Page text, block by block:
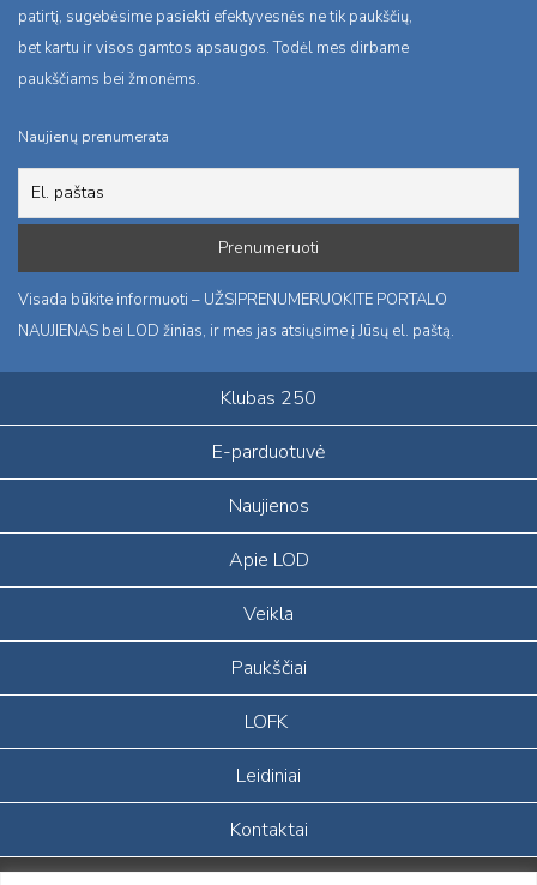
patirtį, sugebėsime pasiekti efektyvesnės ne tik paukščių,
bet kartu ir visos gamtos apsaugos. Todėl mes dirbame
paukščiams bei žmonėms.
Naujienų prenumerata
Visada būkite informuoti – UŽSIPRENUMERUOKITE PORTALO
NAUJIENAS bei LOD žinias, ir mes jas atsiųsime į Jūsų el. paštą.
Klubas 250
E-parduotuvė
Naujienos
Apie LOD
Veikla
Paukščiai
LOFK
Leidiniai
Kontaktai